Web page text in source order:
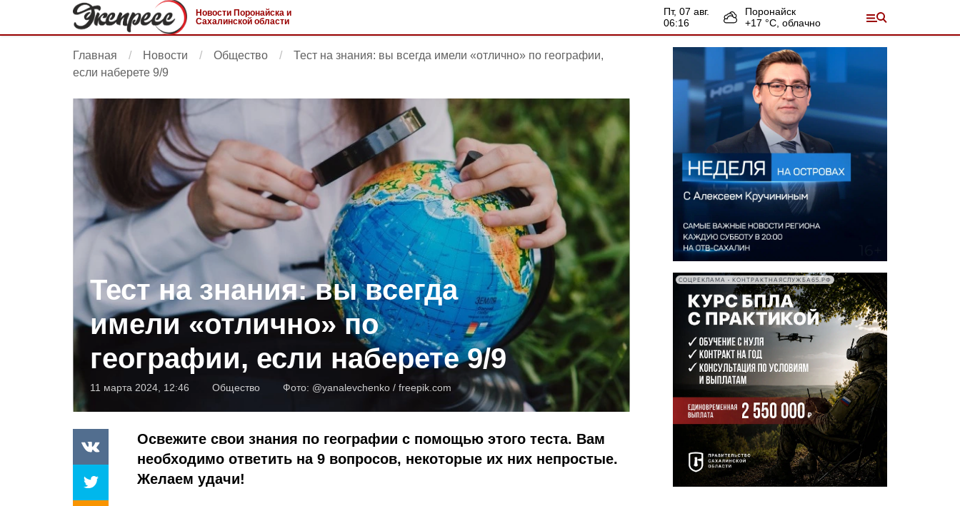
Новости Поронайска и
Сахалинской области
пт, 07 авг.
06:16
Поронайск
+17 °С, облачно
Главная Новости Общество
Тест на знания: вы всегда имели «отлично» по географии,
если наберете 9/9
Тест на знания: вы всегда
имели «отлично» по
географии, если наберете 9/9
11 марта 2024, 12:46 Общество Фото: @yanalevchenko / freepik.com
Освежите свои знания по географии с помощью этого теста. Вам
необходимо ответить на 9 вопросов, некоторые их них непростые.
Желаем удачи!
СОЦРЕКЛАМА • КОНТРАКТНАЯСЛУЖБА65.РФ